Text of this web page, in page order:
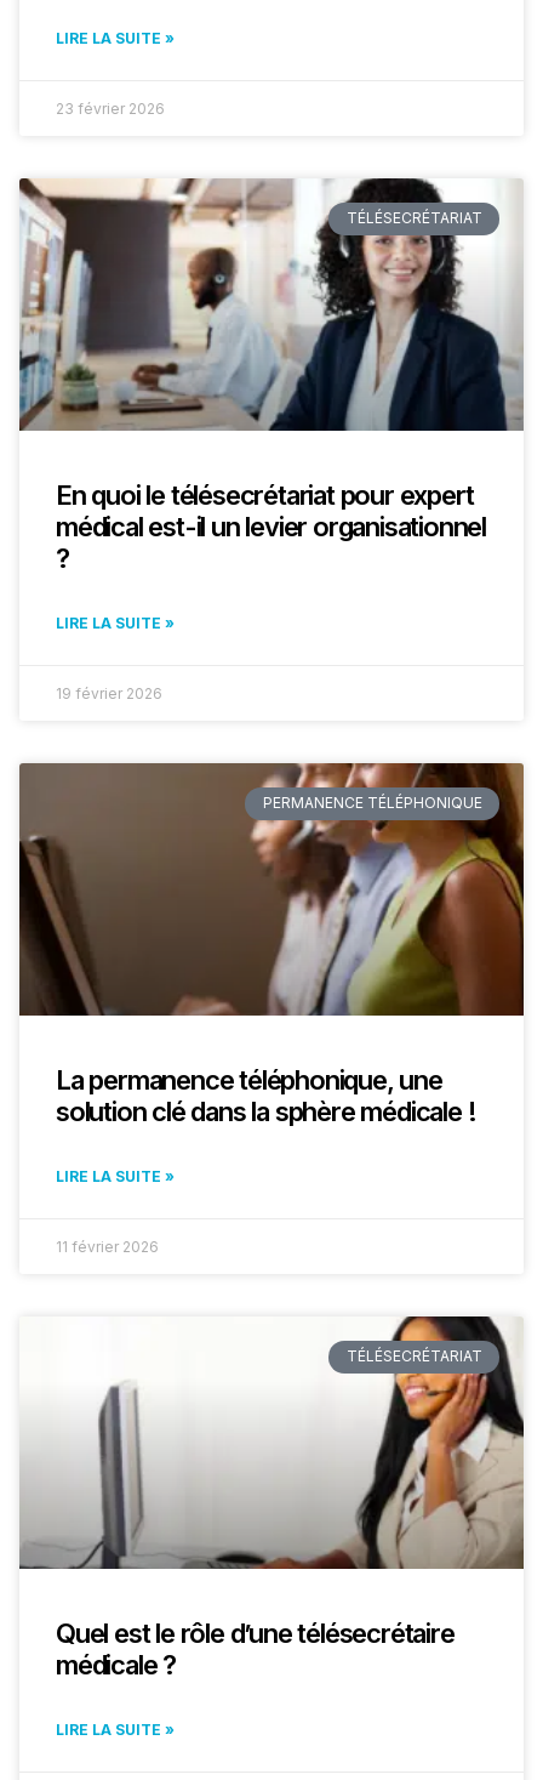
LIRE LA SUITE »
23 février 2026
TÉLÉSECRÉTARIAT
En quoi le télésecrétariat pour expert
médical est-il un levier organisationnel
?
LIRE LA SUITE »
19 février 2026
PERMANENCE TÉLÉPHONIQUE
La permanence téléphonique, une
solution clé dans la sphère médicale !
LIRE LA SUITE »
11 février 2026
TÉLÉSECRÉTARIAT
Quel est le rôle d’une télésecrétaire
médicale ?
LIRE LA SUITE »